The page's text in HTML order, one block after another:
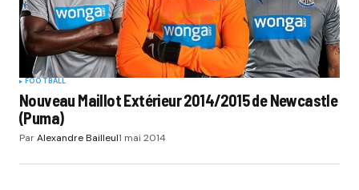
Submit Comment
FOOTBALL
Nouveau Maillot Extérieur 2014/2015 de Newcastle
(Puma)
ParAlexandre Bailleul1 mai 2014